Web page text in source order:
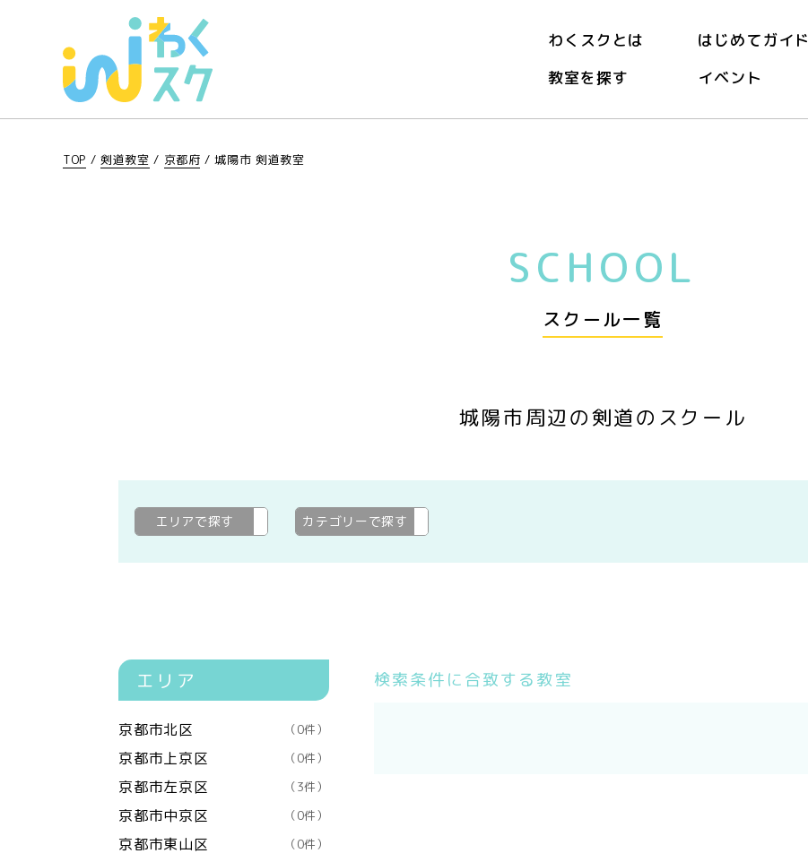
わくスクとは はじめてガイド
教室を探す
イベント
TOP / 剣道教室 / 京都府 /城陽市 剣道教室
SCHOOL
スクール一覧
城陽市周辺の剣道のスクール
エリアで探す 城陽市カテゴリーで探す
エリア
京都市北区 （0件）
京都市上京区 （0件）
京都市左京区 （3件）
京都市中京区 （0件）
京都市東山区 （0件）
検索条件に合致する教室